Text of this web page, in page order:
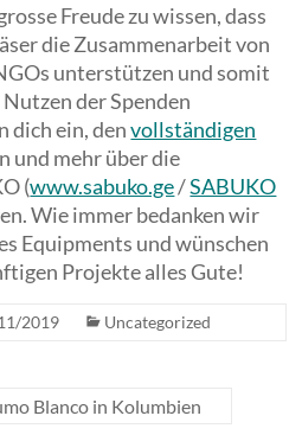
Freude zu wissen, dass
die Zusammenarbeit von
unterstützen und somit
der Spenden
dich ein, denvollständigen
und mehr über die
(www.sabuko.ge/SABUKO
Wie immer bedanken wir
Equipments und wünschen
Projekte alles Gute!
2019 Uncategorized
Blanco in Kolumbien